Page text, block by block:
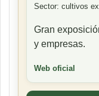
Sector: cultivos
Gran
y empresas.
Web oficial